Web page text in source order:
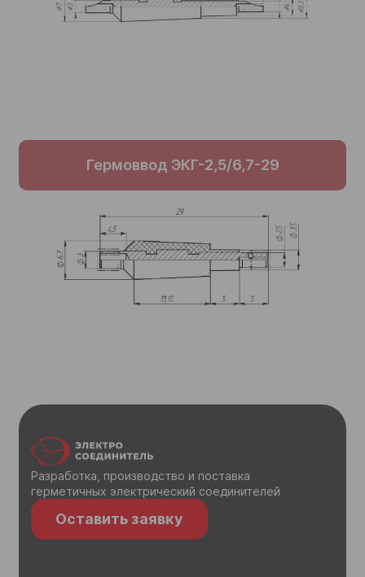
Гермоввод ЭКГ-2,5/6,7-29
Разработка, производство и поставка
герметичных электрический соединителей
Оставить заявку